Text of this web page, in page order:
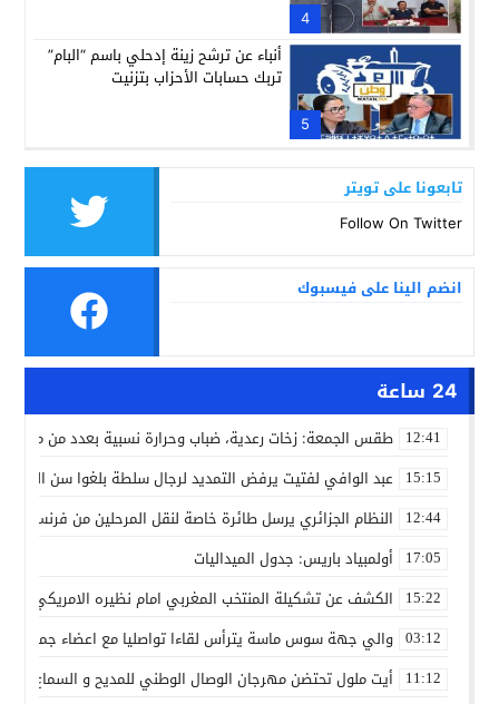
4
5
أنباء عن ترشح زينة إدحلي باسم “البام”
تربك حسابات الأحزاب بتزنيت
تابعونا على تويتر
Follow On Twitter
انضم الينا على فيسبوك
24 ساعة
12:41 طقس الجمعة: زخات رعدية، ضباب وحرارة نسبية بعدد من مدن
15:15 عبد الوافي لفتيت يرفض التمديد لرجال سلطة بلغوا سن التقاعد
12:44 النظام الجزائري يرسل طائرة خاصة لنقل المرحلين من فرنسا
17:05 أولمبياد باريس: جدول الميداليات
15:22 الكشف عن تشكيلة المنتخب المغربي امام نظيره الامريكي
03:12 والي جهة سوس ماسة يترأس لقاءا تواصليا مع اعضاء جماعة
11:12 أيت ملول تحتضن مهرجان الوصال الوطني للمديح و السماع من 25 إلى 30 مارس